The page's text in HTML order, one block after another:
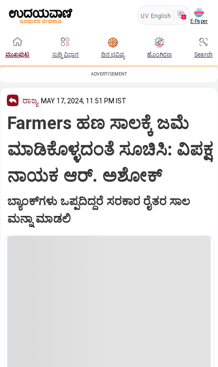
UV English
E-Paper
ಮುಖಪುಟ ಸುದ್ದಿ ವಿಭಾಗ ದಿನ ಭವಿಷ್ಯ ಹೊಂಗಿರಣ Search
ADVERTISEMENT
ರಾಜ್ಯ MAY 17, 2024, 11:51 PM IST
Farmers ಹಣ ಸಾಲಕ್ಕೆ ಜಮೆ
ಮಾಡಿಕೊಳ್ಳದಂತೆ ಸೂಚಿಸಿ: ವಿಪಕ್ಷ
ನಾಯಕ ಆರ್‌. ಅಶೋಕ್‌
ಬ್ಯಾಂಕ್‌ಗಳು ಒಪ್ಪದಿದ್ದರೆ ಸರಕಾರ ರೈತರ ಸಾಲ
ಮನ್ನಾ ಮಾಡಲಿ